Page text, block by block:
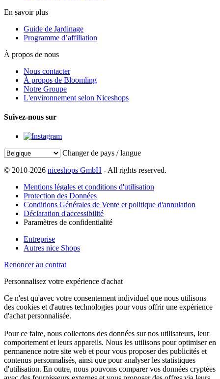
En savoir plus
Guide de Jardinage
Programme d’affiliation
À propos de nous
Nous contacter
À propos de Bloomling
Notre Groupe
L'environnement selon Niceshops
Suivez-nous sur
Changer de pays / langue
© 2010-2026 niceshops GmbH - All rights reserved.
Mentions légales et conditions d'utilisation
Protection des Données
Conditions Générales de Vente et politique d'annulation
Déclaration d'accessibilité
Paramètres de confidentialité
Entreprise
Autres nice Shops
Renoncer au contrat
Personnalisez votre expérience d'achat
Ce n'est qu'avec votre consentement individuel que nous utilisons
des cookies et d'autres technologies pour vous offrir une expérience
d'achat personnalisée.
Pour ce faire, nous collectons des données sur nos utilisateurs, leur
comportement et leurs appareils. Nous les utilisons pour optimiser en
permanence notre site web et pour vous proposer des publicités et
contenus personnalisés, ainsi que pour analyser les statistiques
d'utilisation. En outre, nous pouvons comparer vos données cryptées